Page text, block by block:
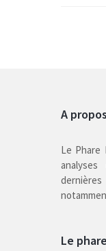
A
Le Phare
Le